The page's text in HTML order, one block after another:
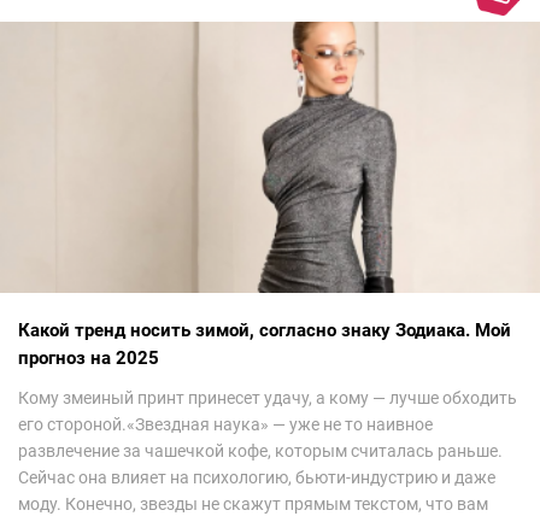
Какой тренд носить зимой, согласно знаку Зодиака. Мой
прогноз на 2025
Кому змеиный принт принесет удачу, а кому — лучше обходить
его стороной.«Звездная наука» — уже не то наивное
развлечение за чашечкой кофе, которым считалась раньше.
Сейчас она влияет на психологию, бьюти-индустрию и даже
моду. Конечно, звезды не скажут прямым текстом, что вам